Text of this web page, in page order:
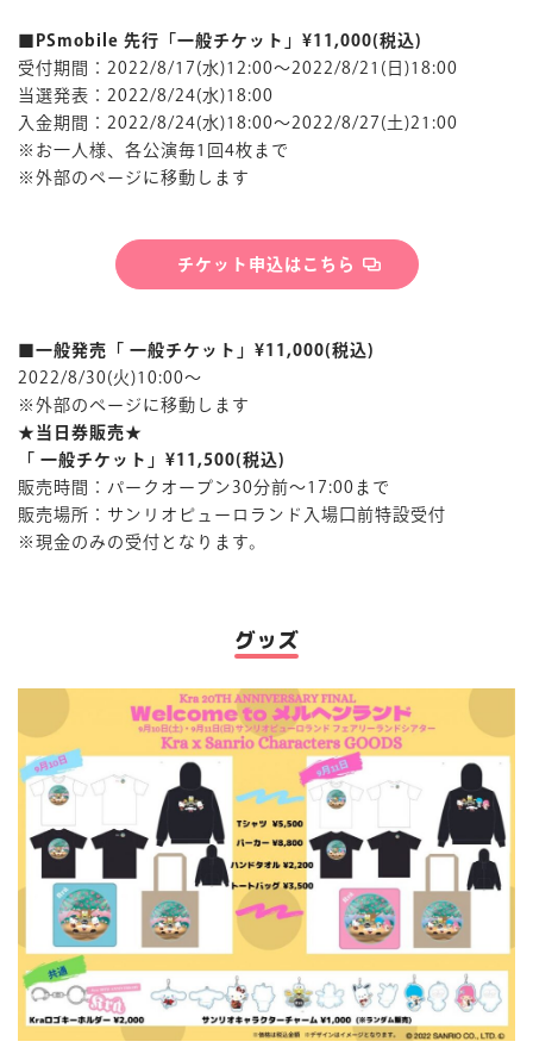
■PSmobile 先行「一般チケット」¥11,000(税込)
受付期間：2022/8/17(水)12:00～2022/8/21(日)18:00
当選発表：2022/8/24(水)18:00
入金期間：2022/8/24(水)18:00～2022/8/27(土)21:00
※お一人様、各公演毎1回4枚まで
※外部のページに移動します
チケット申込はこちら
■一般発売「 一般チケット」¥11,000(税込)
2022/8/30(火)10:00～
※外部のページに移動します
★当日券販売★
「 一般チケット」¥11,500(税込)
販売時間：パークオープン30分前～17:00まで
販売場所：サンリオピューロランド入場口前特設受付
※現金のみの受付となります。
グッズ